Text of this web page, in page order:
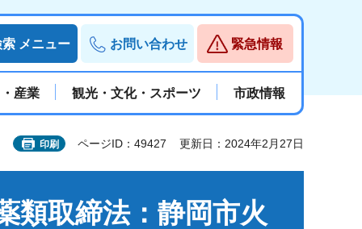
索 メニュー お問い合わせ 緊急情報
産業 観光・文化・スポーツ 市政情報
印刷 ページID：49427 更新日：2024年2月27日
類取締法：静岡市火